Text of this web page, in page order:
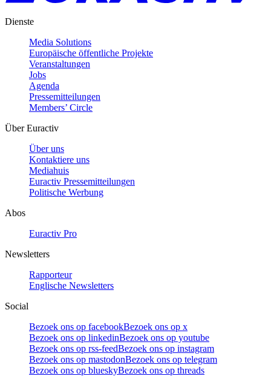
Dienste
Media Solutions
Europäische öffentliche Projekte
Veranstaltungen
Jobs
Agenda
Pressemitteilungen
Members’ Circle
Über Euractiv
Über uns
Kontaktiere uns
Mediahuis
Euractiv Pressemitteilungen
Politische Werbung
Abos
Euractiv Pro
Newsletters
Rapporteur
Englische Newsletters
Social
Bezoek ons op facebookBezoek ons op x
Bezoek ons op linkedinBezoek ons op youtube
Bezoek ons op rss-feedBezoek ons op instagram
Bezoek ons op mastodonBezoek ons op telegram
Bezoek ons op blueskyBezoek ons op threads